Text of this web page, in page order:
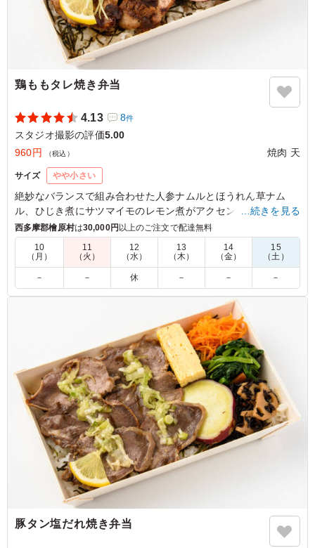
鶏ももタレ焼き弁当
4.13 8件
スタジオ撮影の評価5.00
960円
（税込） 焼肉 天
サイズ やや小さい
絶妙なバランスで組み合わせた人参ナムルとほうれん草ナム
ル、ひじき煮にサツマイモのレモン煮がアクセント。しかし、
主役は迷うことなく鶏もものタレ焼き。ジューシーな鶏ももに
絡む甘辛のタレが、まさに絶品。ロケやイベントなど軽めのシ
ーンにちょうど良い一品。
5.0
ジューシーな鶏もも肉に、焼肉屋さんならではの濃厚な秘
伝タレがしっかり絡んで最高！炭火の香ばしさも感じられ
て、とにかく白米が止まらなくなります。ボリュームも大
満足で、また絶対リピートします！
ご利用シーン：ロケ・撮影›スタジオ撮影
東京都世田谷区野沢2026/06/15
…続きを見る
西多摩郡檜原村は30,000円以上のご注文で配達無料
10
（月）
11
（火）
12
（水）
13
（木）
14
（金）
15
（土）
－ － 休 － － －
豚タン塩だれ焼き弁当